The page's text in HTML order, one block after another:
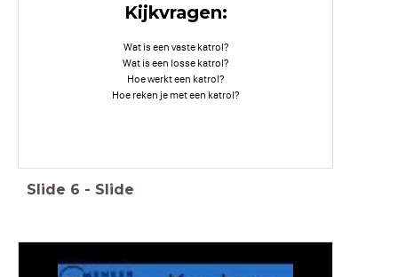
Kijkvragen:
Wat is een vaste katrol?
Wat is een losse katrol?
Hoe werkt een katrol?
Hoe reken je met een katrol?
Slide 6 - Slide